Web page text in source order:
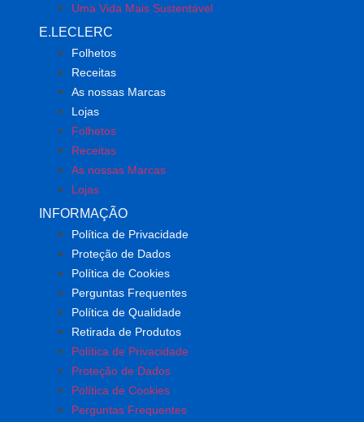
Uma Vida Mais Sustentável
E.LECLERC
Folhetos
Receitas
As nossas Marcas
Lojas
Folhetos
Receitas
As nossas Marcas
Lojas
INFORMAÇÃO
Política de Privacidade
Proteção de Dados
Política de Cookies
Perguntas Frequentes
Política de Qualidade
Retirada de Produtos
Política de Privacidade
Proteção de Dados
Política de Cookies
Perguntas Frequentes